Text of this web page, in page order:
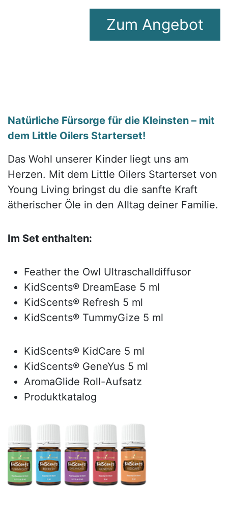
Zum A​​​​ngebot
Natürliche Fürsorge für die Kleinsten – mit
dem Little Oilers Starterset!
Das Wohl unserer Kinder liegt uns am
Herzen. Mit dem Little Oilers Starterset von
Young Living bringst du die sanfte Kraft
ätherischer Öle in den Alltag deiner Familie.
Im Set enthalten:
Feather the Owl Ultraschalldiffusor
KidScents® DreamEase 5 ml
KidScents® Refresh 5 ml
KidScents® TummyGize 5 ml
KidScents® KidCare 5 ml
KidScents® GeneYus 5 ml
AromaGlide Roll-Aufsatz
Produktkatalog